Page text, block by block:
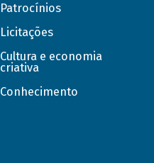
Patrocínios
Licitações
Cultura e economia
criativa
Conhecimento